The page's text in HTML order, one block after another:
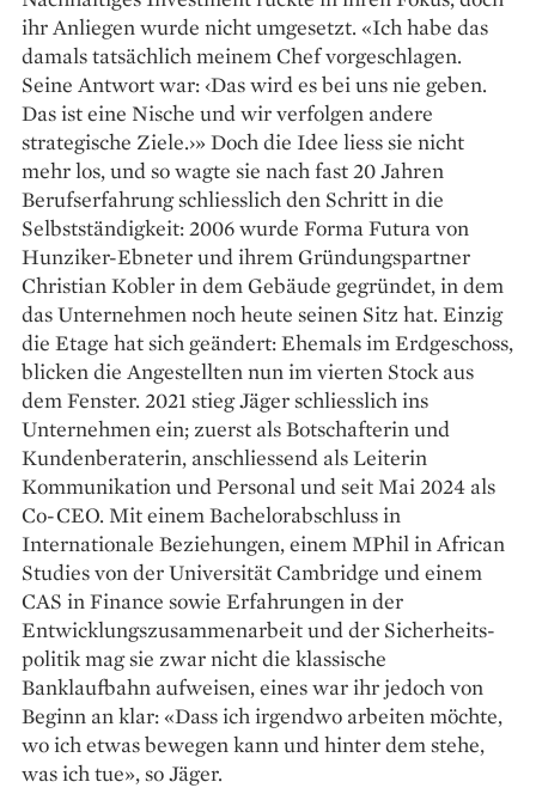
ihr Anliegen wurde nicht umgesetzt. «Ich habe das
damals tatsächlich meinem Chef vorgeschlagen.
Seine Antwort war: ‹Das wird es bei uns nie geben.
Das ist eine Nische und wir ver­folgen andere
strategische Ziele.›» Doch die Idee liess sie nicht
mehr los, und so wagte sie nach fast 20 Jahren
Berufs­erfahrung schliesslich den Schritt in die
Selbstständigkeit: 2006 wurde Forma Futura von
Hunziker-Ebneter und ihrem Gründungspartner
Christian Kobler in dem Gebäude gegründet, in dem
das Unternehmen noch heute seinen Sitz hat. Einzig
die Etage hat sich ge­ändert: Ehemals im Erdgeschoss,
blicken die Angestellten nun im vierten Stock aus
dem Fenster. 2021 stieg Jäger schliesslich ins
Unternehmen ein; zuerst als Botschafterin und
Kundenberaterin, anschliessend als ­Leiterin
Kommunikation und ­Personal und seit Mai 2024 als
Co-CEO. Mit einem Bachelor­abschluss in
Internationale Beziehungen, einem MPhil in African
Studies von der Universität Cambridge und einem
CAS in Finance sowie Erfahrungen in der
Entwicklungs­zusammenarbeit und der Sicherheits­
politik mag sie zwar nicht die klassische
Banklaufbahn aufweisen, eines war ihr jedoch von
Beginn an klar: «Dass ich irgendwo arbeiten möchte,
wo ich etwas bewegen kann und ­hinter dem stehe,
was ich tue», so Jäger.